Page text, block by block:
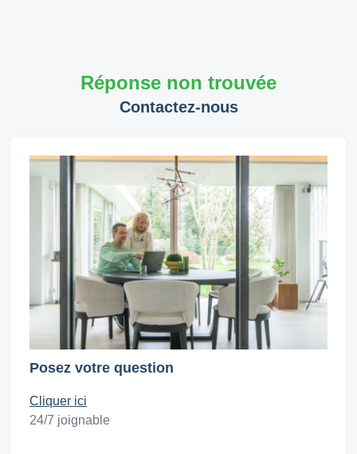
Réponse non trouvée
Contactez-nous
Posez votre question
Cliquer ici
24/7 joignable